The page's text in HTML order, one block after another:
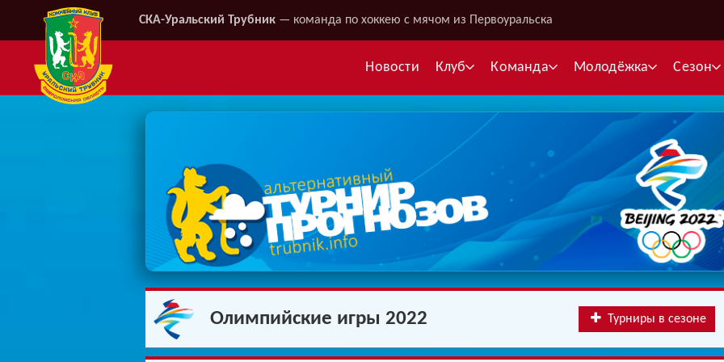
СКА-Уральский Трубник — команда по хоккею с мячом из Первоуральска
Новости Клуб Команда
Межсезонье
Молодёжка
Межсезонье
Telegram
Сезон
Олимпийские игры 2022 Турниры в сезоне